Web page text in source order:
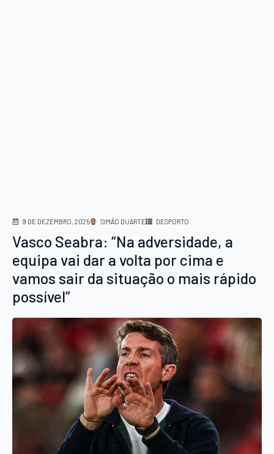
9 DE DEZEMBRO, 2025 SIMÃO DUARTE DESPORTO
Vasco Seabra: “Na adversidade, a
equipa vai dar a volta por cima e
vamos sair da situação o mais rápido
possível”